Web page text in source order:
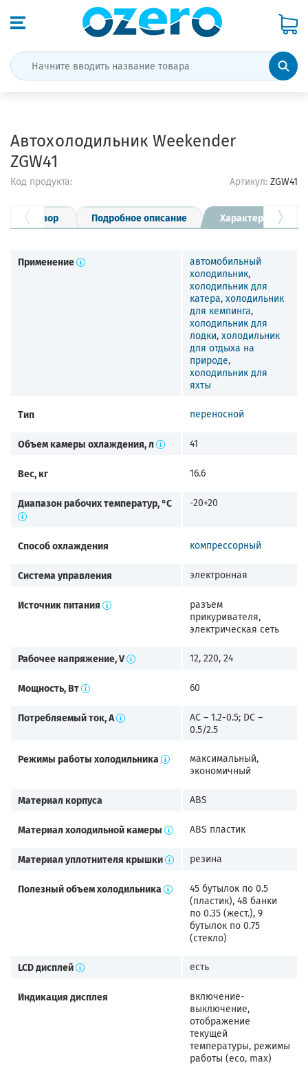
Автохолодильник Weekender
ZGW41
Код продукта: Артикул: ZGW41
Обзор Подробное описание Характеристики
Применение
автомобильный
холодильник,
холодильник для
катера, холодильник
для кемпинга,
холодильник для
лодки, холодильник
для отдыха на
природе,
холодильник для
яхты
Тип переносной
Объем камеры охлаждения, л 41
Вес, кг 16.6
Диапазон рабочих температур, °C -20+20
Способ охлаждения компрессорный
Система управления электронная
Источник питания
разъем
прикуривателя,
электрическая сеть
Рабочее напряжение, V 12, 220, 24
Мощность, Вт 60
Потребляемый ток, А
AC – 1.2-0.5; DC –
0.5/2.5
Режимы работы холодильника
максимальный,
экономичный
Материал корпуса ABS
Материал холодильной камеры ABS пластик
Материал уплотнителя крышки резина
Полезный объем холодильника
45 бутылок по 0.5
(пластик), 48 банки
по 0.35 (жест.), 9
бутылок по 0.75
(стекло)
LCD дисплей есть
Индикация дисплея
включение-
выключение,
отображение
текущей
температуры, режимы
работы (eco, max)